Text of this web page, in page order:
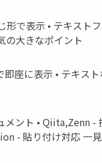
で表示 • テキス
の大きなポイント
座に表示 • テキ
ント • Qiita,Zenn
- 貼り付け対応 一